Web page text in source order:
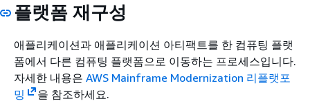
플랫폼 재구성
애플리케이션과 애플리케이션 아티팩트를 한 컴퓨팅 플랫
폼에서 다른 컴퓨팅 플랫폼으로 이동하는 프로세스입니다.
자세한 내용은 AWS Mainframe Modernization 리플랫포
밍
을 참조하세요.